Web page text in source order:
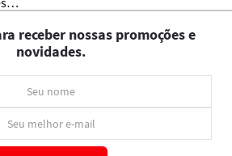
receber nossas promoções e
novidades.